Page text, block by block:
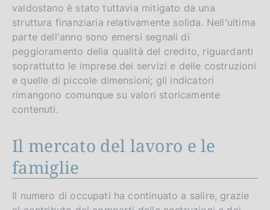
valdostano è stato tuttavia mitigato da una
struttura finanziaria relativamente solida. Nell'ultima
parte dell'anno sono emersi segnali di
peggioramento della qualità del credito, riguardanti
soprattutto le imprese dei servizi e delle costruzioni
e quelle di piccole dimensioni; gli indicatori
rimangono comunque su valori storicamente
contenuti.
Il mercato del lavoro e le
famiglie
Il numero di occupati ha continuato a salire, grazie